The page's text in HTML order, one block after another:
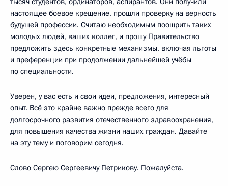
настоящее боевое крещение, прошли проверку на верность
будущей профессии. Считаю необходимым поощрить таких
молодых людей, ваших коллег, и прошу Правительство
предложить здесь конкретные механизмы, включая льготы
и преференции при продолжении дальнейшей учёбы
по специальности.
Уверен, у вас есть и свои идеи, предложения, интересный
опыт. Всё это крайне важно прежде всего для
долгосрочного развития отечественного здравоохранения,
для повышения качества жизни наших граждан. Давайте
на эту тему и поговорим сегодня.
Слово Сергею Сергеевичу Петрикову. Пожалуйста.